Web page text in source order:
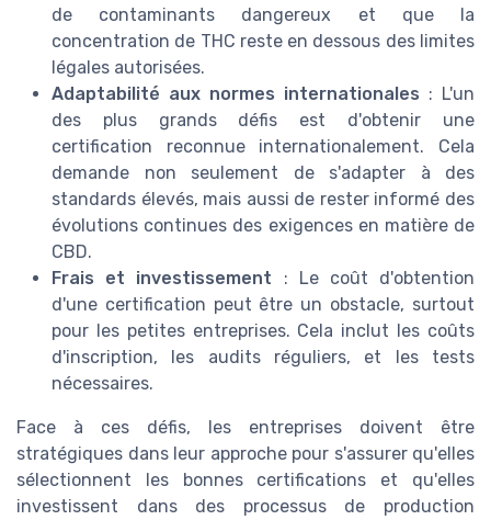
de contaminants dangereux et que la
concentration de THC reste en dessous des limites
légales autorisées.
Adaptabilité aux normes internationales : L'un
des plus grands défis est d'obtenir une
certification reconnue internationalement. Cela
demande non seulement de s'adapter à des
standards élevés, mais aussi de rester informé des
évolutions continues des exigences en matière de
CBD.
Frais et investissement : Le coût d'obtention
d'une certification peut être un obstacle, surtout
pour les petites entreprises. Cela inclut les coûts
d'inscription, les audits réguliers, et les tests
nécessaires.
Face à ces défis, les entreprises doivent être
stratégiques dans leur approche pour s'assurer qu'elles
sélectionnent les bonnes certifications et qu'elles
investissent dans des processus de production